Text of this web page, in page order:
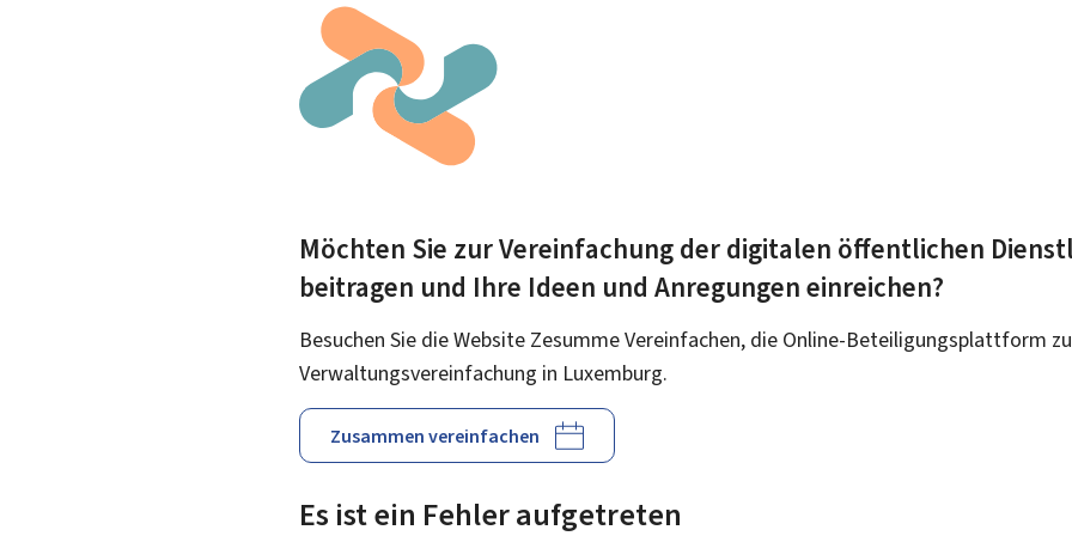
Möchten Sie zur Vereinfachung der digitalen öffentlichen
beitragen und Ihre Ideen und Anregungen einreichen?
Besuchen Sie die Website Zesumme Vereinfachen, die Online-Beteiligungsplattform
Verwaltungsvereinfachung in Luxemburg.
Zusammen vereinfachen
Es ist ein Fehler aufgetreten